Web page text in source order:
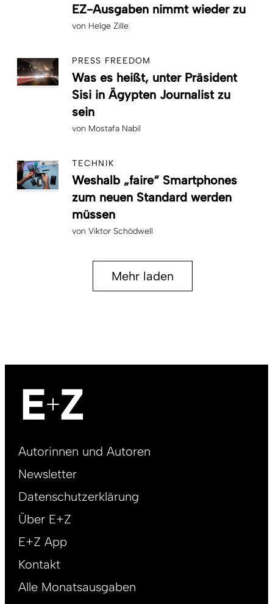
EZ-Ausgaben nimmt wieder zu
von Helge Zille
PRESS FREEDOM
Was es heißt, unter Präsident
Sisi in Ägypten Journalist zu
sein
von Mostafa Nabil
TECHNIK
Weshalb „faire“ Smartphones
zum neuen Standard werden
müssen
von Viktor Schödwell
Mehr laden
Footer
DE
Autorinnen und Autoren
Newsletter
Datenschutzerklärung
Über E+Z
E+Z App
Kontakt
Alle Monatsausgaben